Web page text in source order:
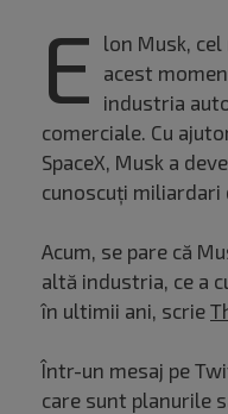
E
lon Musk,
acest
industria
comerciale. Cu
SpaceX, Musk a
cunoscuți miliardari
Acum, se pare că
altă industria, ce a
în ultimii ani, scrie
Într-un mesaj pe
care sunt planurile